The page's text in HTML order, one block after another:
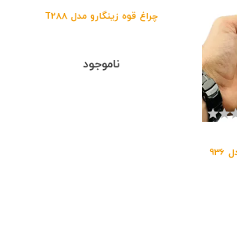
چراغ قوه زینگارو مدل T288
ناموجود